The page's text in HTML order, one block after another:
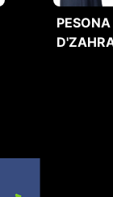
PESONA